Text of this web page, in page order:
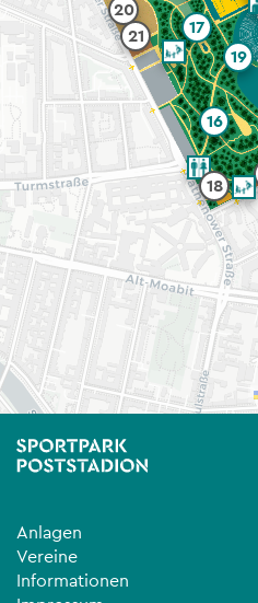
16
17
18
19
20
21
Anlagen
Vereine
Informationen